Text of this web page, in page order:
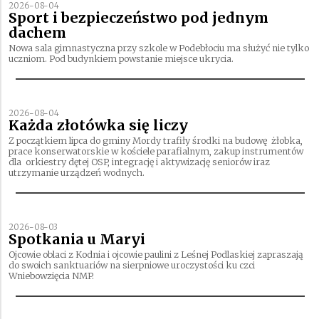
2026-08-04
Sport i bezpieczeństwo pod jednym
dachem
Nowa sala gimnastyczna przy szkole w Podebłociu ma służyć nie tylko
uczniom. Pod budynkiem powstanie miejsce ukrycia.
2026-08-04
Każda złotówka się liczy
Z początkiem lipca do gminy Mordy trafiły środki na budowę żłobka,
prace konserwatorskie w kościele parafialnym, zakup instrumentów
dla orkiestry dętej OSP, integrację i aktywizację seniorów iraz
utrzymanie urządzeń wodnych.
2026-08-03
Spotkania u Maryi
Ojcowie oblaci z Kodnia i ojcowie paulini z Leśnej Podlaskiej zapraszają
do swoich sanktuariów na sierpniowe uroczystości ku czci
Wniebowzięcia NMP.